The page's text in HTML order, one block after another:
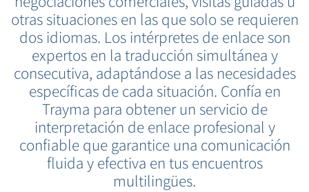
otras situaciones en las que solo se requieren
dos idiomas. Los intérpretes de enlace son
expertos en la traducción simultánea y
consecutiva, adaptándose a las necesidades
específicas de cada situación. Confía en
Trayma para obtener un servicio de
interpretación de enlace profesional y
confiable que garantice una comunicación
fluida y efectiva en tus encuentros
multilingües.